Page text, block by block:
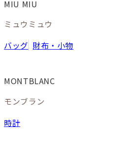
MIU MIU
ミュウミュウ
バッグ 財布・小物
MONTBLANC
モンブラン
時計